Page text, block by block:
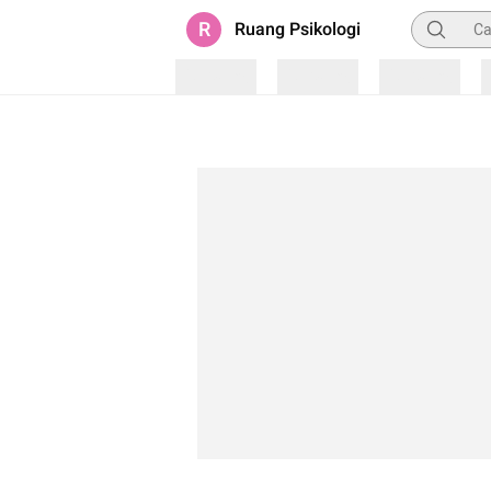
R Ruang Psikologi Pencarian